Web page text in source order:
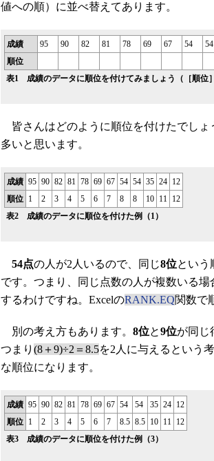
値への順）に並べ替えてあります。
成績 95 90 82 81 78 69 67 54 54
順位
表1 成績のデータに順位を付けてみましょう（［順位
皆さんはどのように順位を付けたでしょ
多いと思います。
成績 95 90 82 81 78 69 67 54 54 35 24 12
順位 1 2 3 4 5 6 7 8 8 10 11 12
表2 成績のデータに順位を付けた例（1）
54点の人が2人いるので、同じ8位という
です。つまり、同じ点数の人が複数いる
するわけですね。ExcelのRANK.EQ関数で
別の考え方もあります。 8位と9位が同じ
つまり (8＋9)÷2＝8.5を2人に与えるという
な順位になります。
成績 95 90 82 81 78 69 67 54 54 35 24 12
順位 1 2 3 4 5 6 7 8.5 8.5 10 11 12
表3 成績のデータに順位を付けた例（3）